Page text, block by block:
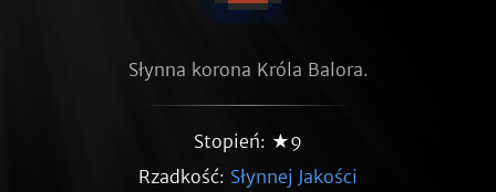
Słynna korona Króla Balora.
Stopień: ★9
Rzadkość: Słynnej Jakości